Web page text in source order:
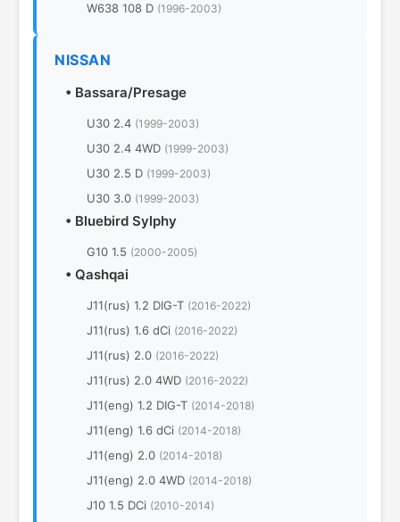
W638 108 D (1996-2003)
NISSAN
• Bassara/Presage
U30 2.4 (1999-2003)
U30 2.4 4WD (1999-2003)
U30 2.5 D (1999-2003)
U30 3.0 (1999-2003)
• Bluebird Sylphy
G10 1.5 (2000-2005)
• Qashqai
J11(rus) 1.2 DIG-T (2016-2022)
J11(rus) 1.6 dCi (2016-2022)
J11(rus) 2.0 (2016-2022)
J11(rus) 2.0 4WD (2016-2022)
J11(eng) 1.2 DIG-T (2014-2018)
J11(eng) 1.6 dCi (2014-2018)
J11(eng) 2.0 (2014-2018)
J11(eng) 2.0 4WD (2014-2018)
J10 1.5 DCi (2010-2014)